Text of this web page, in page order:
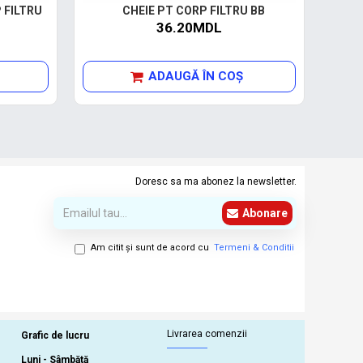
CHEIE PT CORP FILTRU BB
36.20MDL
ADAUGĂ ÎN COŞ
Doresc sa ma abonez la newsletter.
Abonare
Am citit şi sunt de acord cu Termeni & Conditii
Grafic de lucru
Luni - Sâmbătă
Livrarea comenzii